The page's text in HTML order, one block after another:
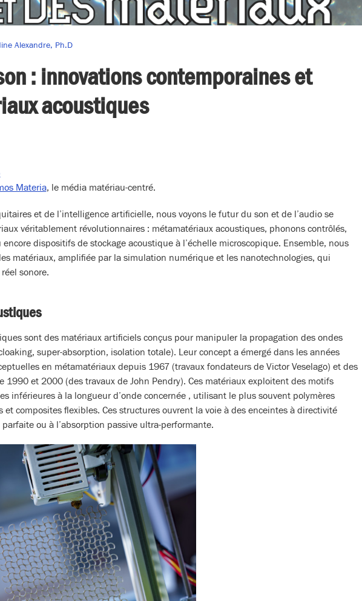
Alexandre, Ph.D
: innovations contemporaines et
acoustiques
Materia, le média matériau-centré.
et de l’intelligence artificielle, nous voyons le futur du son et de l’audio se
véritablement révolutionnaires : métamatériaux acoustiques, phonons contrôlés,
dispositifs de stockage acoustique à l’échelle microscopique. Ensemble, nous
matériaux, amplifiée par la simulation numérique et les nanotechnologies, qui
sonore.
sont des matériaux artificiels conçus pour manipuler la propagation des ondes
super-absorption, isolation totale). Leur concept a émergé dans les années
en métamatériaux depuis 1967 (travaux fondateurs de Victor Veselago) et des
1990 et 2000 (des travaux de John Pendry). Ces matériaux exploitent des motifs
inférieures à la longueur d’onde concernée , utilisant le plus souvent polymères
et composites flexibles. Ces structures ouvrent la voie à des enceintes à directivité
ou à l’absorption passive ultra-performante.